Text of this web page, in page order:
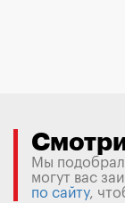
Мы
могут вас
по сайту,